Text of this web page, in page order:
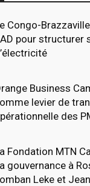
Congo-
pour structurer
Business
levier de
des
Fondation MTN
gouvernance à
Leke et